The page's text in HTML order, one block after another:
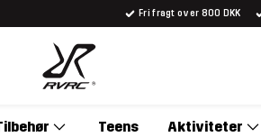
Fri fragt over 800 DKK
Teens Aktiviteter